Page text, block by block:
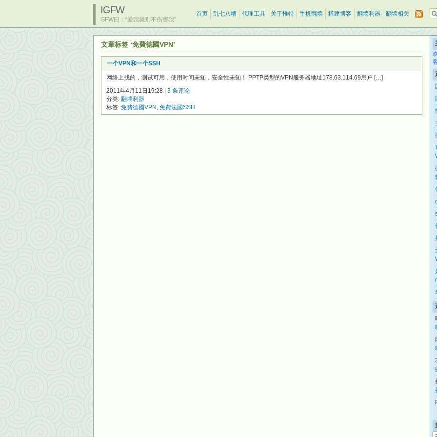
IGFW
GFW曰：“爱我就别不伤害我”
首页 乱七八糟 代理工具 关于推特 手机翻墙 搭建博客 翻墙利器 翻墙相关
文章标签 ‘免費德國VPN’
一个VPN和一个SSH
网络上找的，测试可用，使用时间未知，安全性未知！ PPTP类型的VPN服务器地址178.63.114.69用户 […]
2011年4月11日19:28 | 3 条评论
分类: 翻墙利器
标签: 免費德國VPN , 免費法國SSH